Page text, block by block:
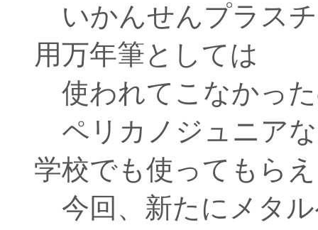
いかんせんプラス
用万年筆としては
使われてこなかっ
ペリカノジュニア
学校でも使ってもら
今回、新たにメタ